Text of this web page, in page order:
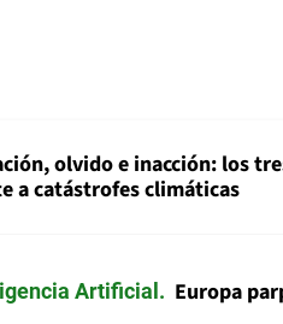
olvido e inacción: los
a catástrofes climáticas
Artificial Europa